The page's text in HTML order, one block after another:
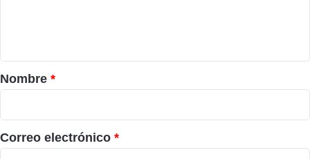
r
i
o
*
Nombre *
Correo electrónico *